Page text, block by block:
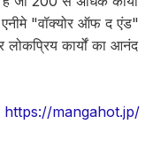
"वॉक्योर ऑफ द एंड"
कार्यों का आनंद
https://mangahot.jp/